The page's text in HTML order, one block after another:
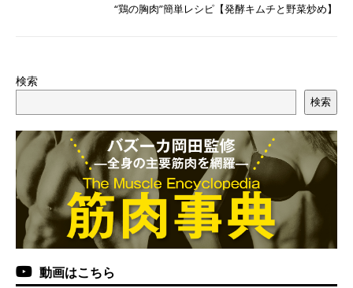
“鶏の胸肉”簡単レシピ【発酵キムチと野菜炒め】
検索
検索
動画はこちら